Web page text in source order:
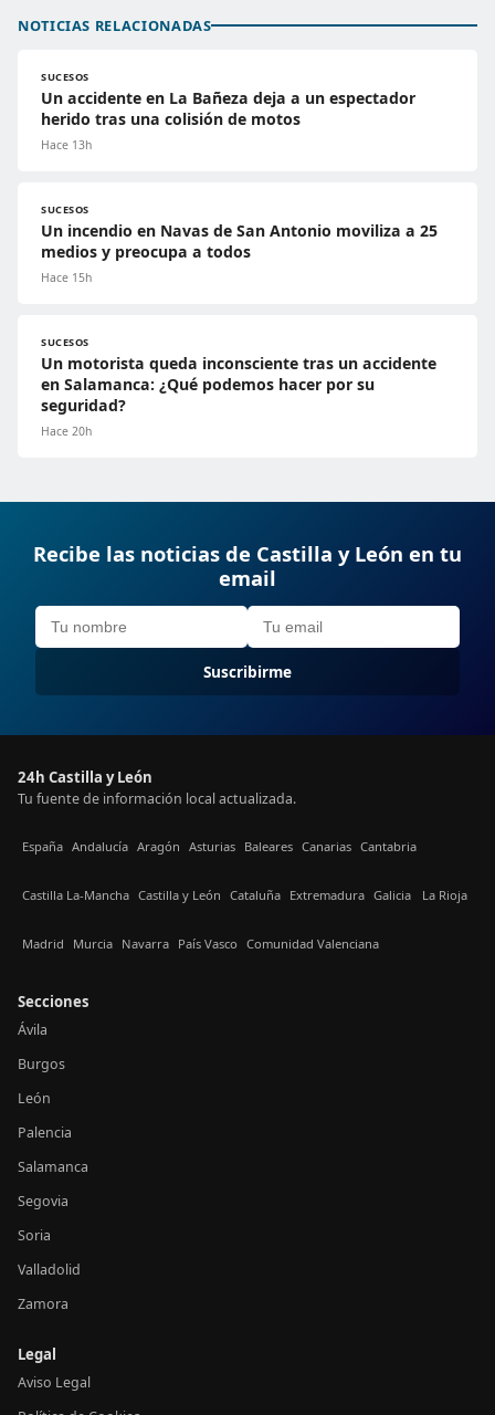
NOTICIAS RELACIONADAS
SUCESOS
Un accidente en La Bañeza deja a un espectador
herido tras una colisión de motos
Hace 13h
SUCESOS
Un incendio en Navas de San Antonio moviliza a 25
medios y preocupa a todos
Hace 15h
SUCESOS
Un motorista queda inconsciente tras un accidente
en Salamanca: ¿Qué podemos hacer por su
seguridad?
Hace 20h
Recibe las noticias de Castilla y León en tu
email
Suscribirme
24h Castilla y León
Tu fuente de información local actualizada.
España Andalucía Aragón Asturias Baleares Canarias Cantabria
Castilla La-Mancha Castilla y León Cataluña Extremadura Galicia La Rioja
Madrid Murcia Navarra País Vasco Comunidad Valenciana
Secciones
Ávila
Burgos
León
Palencia
Salamanca
Segovia
Soria
Valladolid
Zamora
Legal
Aviso Legal